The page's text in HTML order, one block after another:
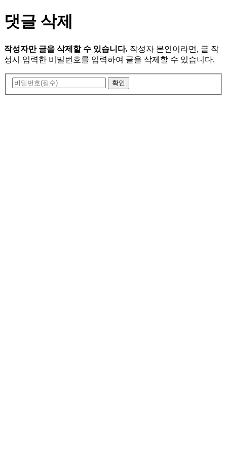
댓글 삭제
작성자만 글을 삭제할 수 있습니다. 작성자 본인이라면, 글 작
성시 입력한 비밀번호를 입력하여 글을 삭제할 수 있습니다.